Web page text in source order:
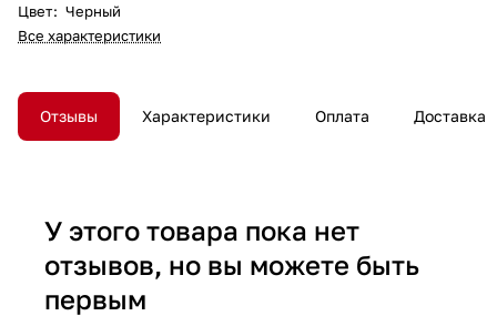
Цвет: Черный
Все характеристики
Отзывы Характеристики Оплата Доставка
У этого товара пока нет
отзывов, но вы можете быть
первым